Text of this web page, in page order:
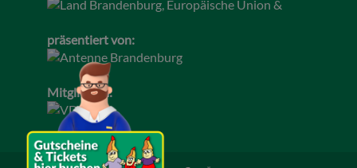
präsentiert von:
Mitglied im: